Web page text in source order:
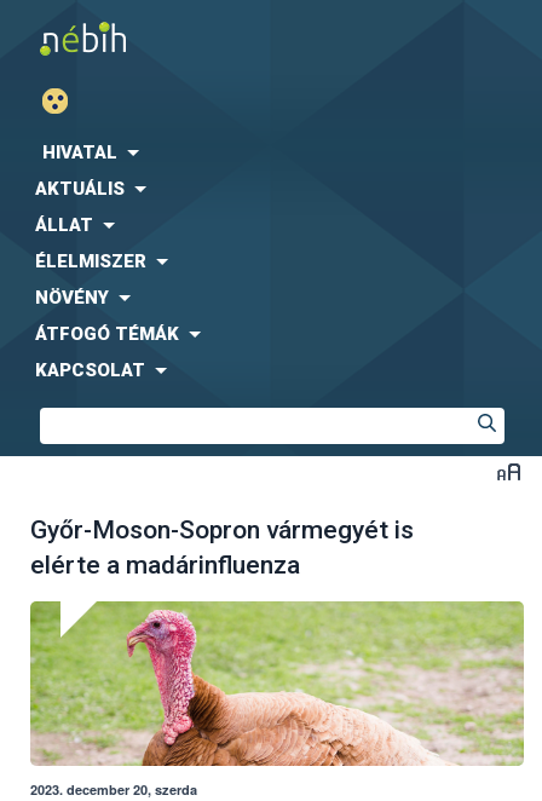
HIVATAL
AKTUÁLIS
ÁLLAT
ÉLELMISZER
NÖVÉNY
ÁTFOGÓ TÉMÁK
KAPCSOLAT
Győr-Moson-Sopron vármegyét is
elérte a madárinfluenza
2023. december 20, szerda